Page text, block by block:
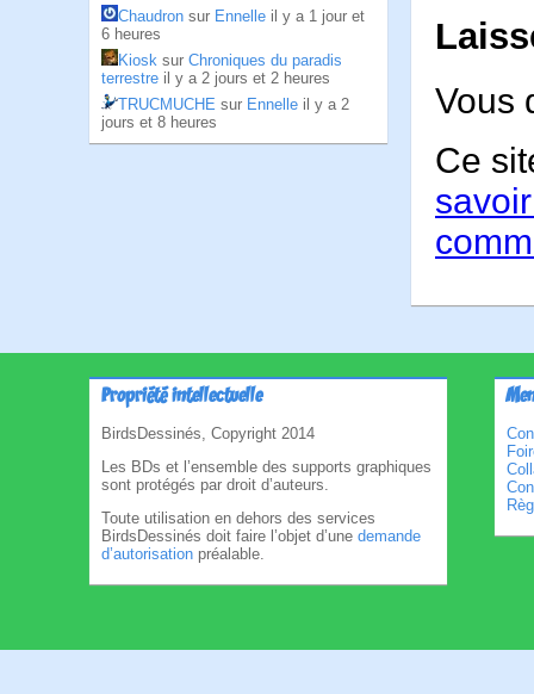
Chaudron sur Ennelle il y a 1 jour et
6 heures
Kiosk sur Chroniques du paradis
terrestre il y a 2 jours et 2 heures
TRUCMUCHE sur Ennelle il y a 2
jours et 8 heures
Vous
Ce
Propriété intellectuelle
BirdsDessinés, Copyright 2014
Les BDs et l’ensemble des supports graphiques
sont protégés par droit d’auteurs.
Toute utilisation en dehors des services
BirdsDessinés doit faire l’objet d’une demande
d’autorisation préalable.